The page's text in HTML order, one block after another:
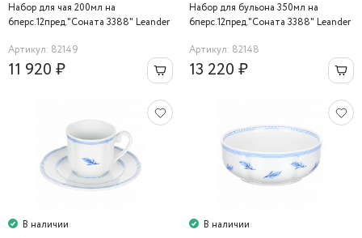
Набор для чая 200мл на
6перс.12пред."Соната 3388" Leander
Артикул: 82149
11 920 ₽
Набор для бульона 350мл на
6перс.12пред."Соната 3388" Leander
Артикул: 82148
13 220 ₽
В наличии
В наличии